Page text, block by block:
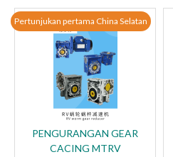
Pertunjukan pertama China Selatan
PENGURANGAN GEAR
CACING MTRV